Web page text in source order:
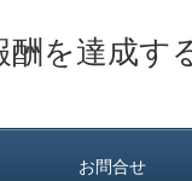
酬を達成す
お問合せ